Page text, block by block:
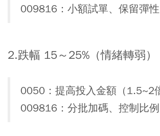
009816：小額試單、保留彈性
2.跌幅 15～25%（情緒轉弱）
0050：提高投入金額（1.5~2
009816：分批加碼、控制比例